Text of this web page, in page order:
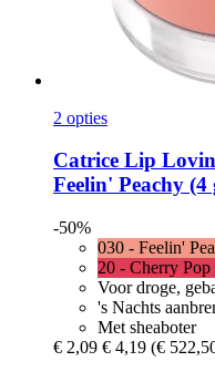
2 opties
Catrice Lip
Feelin' Peachy (4
-50%
030 - Feelin'
20 - Cherry Pop
Voor droge,
's Nachts
Met sheaboter
€ 2,09 € 4,19 (€